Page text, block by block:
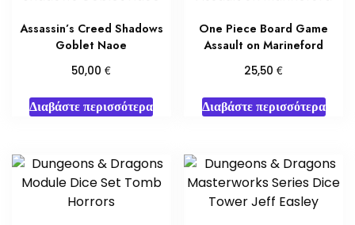
Assassin’s Creed Shadows
Goblet Naoe
50,00€
Διαβάστε περισσότερα
One Piece Board Game
Assault on Marineford
25,50€
Διαβάστε περισσότερα